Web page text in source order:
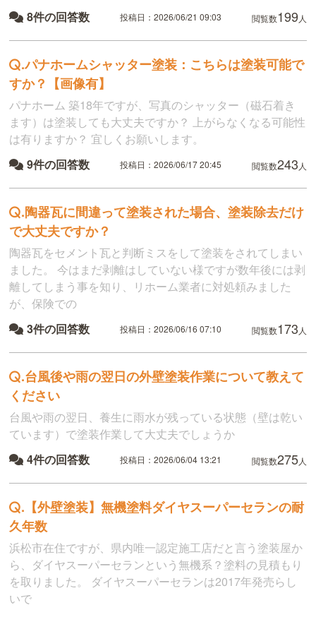
8件の回答数 投稿日：2026/06/21 09:03 閲覧数199 人
.パナホームシャッター塗装：こちらは塗装可能で
すか？【画像有】
パナホーム 築18年ですが、写真のシャッター（磁石着き
ます）は塗装しても大丈夫ですか？ 上がらなくなる可能性
は有りますか？ 宜しくお願いします。
9件の回答数 投稿日：2026/06/17 20:45 閲覧数243 人
.陶器瓦に間違って塗装された場合、塗装除去だけ
で大丈夫ですか？
陶器瓦をセメント瓦と判断ミスをして塗装をされてしまい
ました。 今はまだ剥離はしていない様ですが数年後には剥
離してしまう事を知り、リホーム業者に対処頼みました
が、保険での
3件の回答数 投稿日：2026/06/16 07:10 閲覧数173 人
.台風後や雨の翌日の外壁塗装作業について教えて
ください
台風や雨の翌日、養生に雨水が残っている状態（壁は乾い
ています）で塗装作業して大丈夫でしょうか
4件の回答数 投稿日：2026/06/04 13:21 閲覧数275人
. 【外壁塗装】無機塗料ダイヤスーパーセランの耐
久年数
浜松市在住ですが、県内唯一認定施工店だと言う塗装屋か
ら、ダイヤスーパーセランという無機系？塗料の見積もり
を取りました。 ダイヤスーパーセランは2017年発売らし
いで